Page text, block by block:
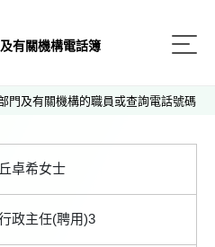
有關機構電話簿
門及有關機構的職員或查詢電話號碼
丘卓希女士
政主任(聘用)3